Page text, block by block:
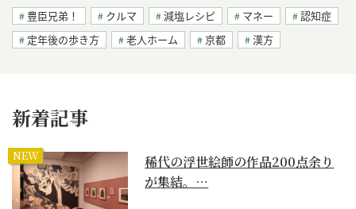
豊臣兄弟！ クルマ 減塩レシピ マネー
認知症
定年後の歩き方
老人ホーム 京都 漢方
新着記事
NEW
稀代の浮世絵師の作品200点余り
が集結。…